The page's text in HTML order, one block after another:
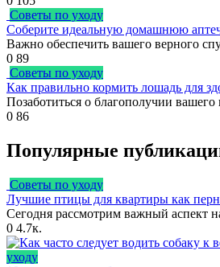
Советы по уходу
Соберите идеальную домашнюю
Важно обеспечить вашего верного
0 89
Советы по уходу
Как правильно кормить лошадь для
Позаботиться о благополучии
0 86
Популярные
Советы по уходу
Лучшие птицы для квартиры как
Сегодня рассмотрим важный аспект
0 4.7к.
уходу